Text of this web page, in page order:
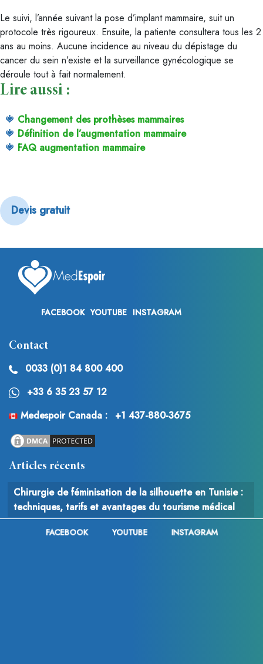
Le suivi, l’année suivant la pose d’implant mammaire, suit un
protocole très rigoureux. Ensuite, la patiente consultera tous les 2
ans au moins. Aucune incidence au niveau du dépistage du
cancer du sein n’existe et la surveillance gynécologique se
déroule tout à fait normalement.
Lire aussi :
Changement des prothèses mammaires
Définition de l’augmentation mammaire
FAQ augmentation mammaire
Devis gratuit
FACEBOOK YOUTUBE INSTAGRAM
Contact
0033 (0)1 84 800 400
+33 6 35 23 57 12
Medespoir Canada :
+1 437-880-3675
Articles récents
Chirurgie de féminisation de la silhouette en Tunisie :
techniques, tarifs et avantages du tourisme médical
Vinícius Júnior a-t-il eu recours à la chirurgie
FACEBOOK YOUTUBE INSTAGRAM